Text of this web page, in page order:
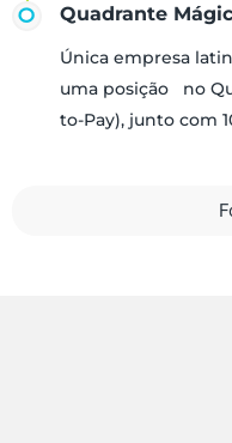
Quadrante
Única empresa
uma posição no
to-Pay), junto com